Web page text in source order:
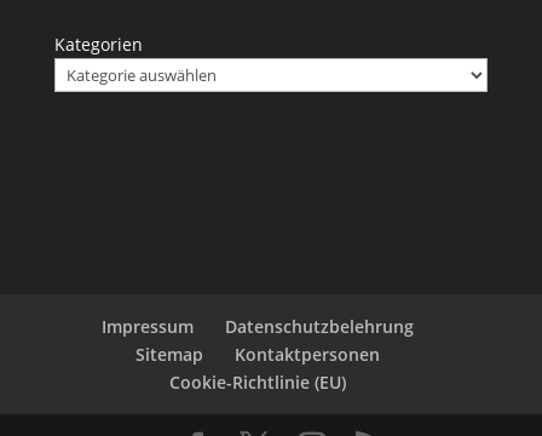
Kategorien
Impressum
Datenschutzbelehrung
Sitemap
Kontaktpersonen
Cookie-Richtlinie (EU)